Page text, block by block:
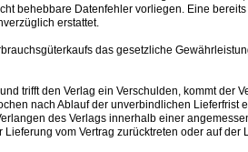
behebbare Datenfehler vorliegen. Eine
erstattet.
das gesetzliche
trifft den Verlag ein Verschulden, kommt der
nach Ablauf der unverbindlichen Lieferfrist
des Verlags innerhalb einer
vom Vertrag zurücktreten oder auf der